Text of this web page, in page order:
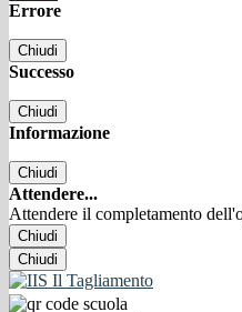
Errore
Chiudi
Successo
Chiudi
Informazione
Chiudi
Attendere...
Attendere il completamento
Chiudi
Chiudi